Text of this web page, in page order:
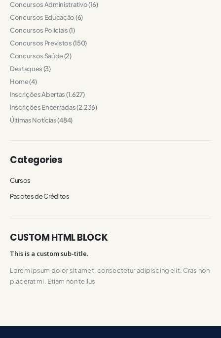
Concursos Administrativo(16)
Concursos Educação(6)
Concursos Policiais(1)
Concursos Previstos(150)
Concursos Saúde(2)
Destaques(3)
Home(4)
Inscrições Abertas(1.627)
Inscrições Encerradas(2.236)
Últimas Notícias(484)
Categories
Cursos
Pacotes de Créditos
CUSTOM HTML BLOCK
This is a custom sub-title.
Lorem ipsum dolor sit amet, consectetur adipiscing elit. Cras non
placerat mi. Etiam non tellus